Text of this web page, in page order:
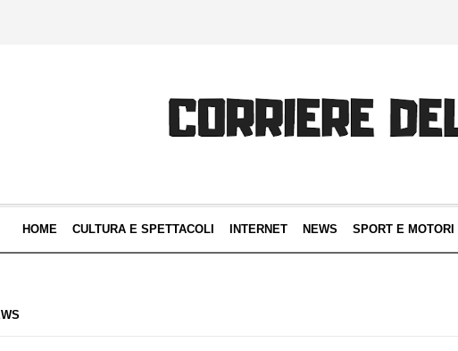
HOME CULTURA E SPETTACOLI INTERNET NEWS SPORT E MOTORI